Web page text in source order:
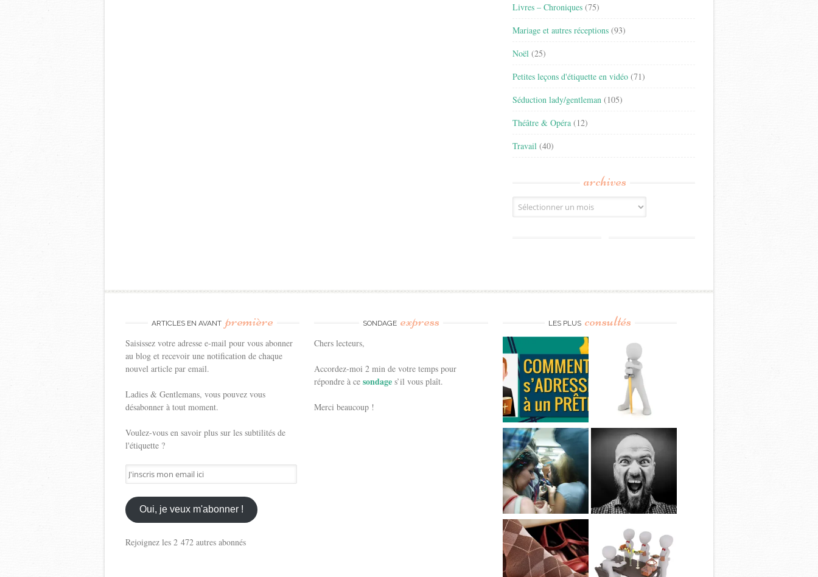
Livres – Chroniques (75)
Mariage et autres réceptions (93)
Noël (25)
Petites leçons d'étiquette en vidéo (71)
Séduction lady/gentleman (105)
Théâtre & Opéra (12)
Travail (40)
archives
Archives
ARTICLES EN AVANT première
Saisissez votre adresse e-mail pour vous abonner
au blog et recevoir une notification de chaque
nouvel article par email.
Ladies & Gentlemans, vous pouvez vous
désabonner à tout moment.
Voulez-vous en savoir plus sur les subtilités de
l'étiquette ?
J'inscris
mon
email
ici
Oui, je veux m'abonner !
Rejoignez les 2 472 autres abonnés
SONDAGE express
Chers lecteurs,
Accordez-moi 2 min de votre temps pour
répondre à cesondages’il vous plaît.
Merci beaucoup !
LES PLUS consultés